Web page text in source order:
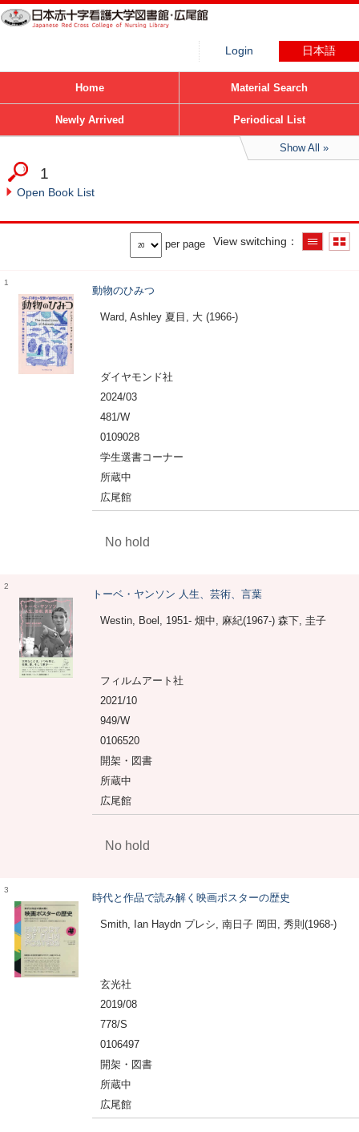
Login 日本語
Home Material Search
Newly Arrived Periodical List
Show All
1
Open Book List
View switching
per page
1
動物のひみつ
Ward, Ashley 夏目, 大 (1966-)
ダイヤモンド社
2024/03
481/W
0109028
学生選書コーナー
所蔵中
広尾館
No hold
2
トーベ・ヤンソン 人生、芸術、言葉
Westin, Boel, 1951- 畑中, 麻紀(1967-) 森下, 圭子
フィルムアート社
2021/10
949/W
0106520
開架・図書
所蔵中
広尾館
No hold
3
時代と作品で読み解く映画ポスターの歴史
Smith, Ian Haydn プレシ, 南日子 岡田, 秀則(1968-)
玄光社
2019/08
778/S
0106497
開架・図書
所蔵中
広尾館